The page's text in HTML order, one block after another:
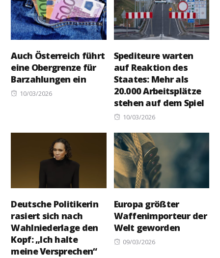
Auch Österreich führt
eine Obergrenze für
Barzahlungen ein
Posted
10/03/2026
Spediteure warten
auf Reaktion des
Staates: Mehr als
20.000 Arbeitsplätze
stehen auf dem Spiel
Posted
10/03/2026
Deutsche Politikerin
rasiert sich nach
Wahlniederlage den
Kopf: „Ich halte
meine Versprechen“
Europa größter
Waffenimporteur der
Welt geworden
Posted
09/03/2026